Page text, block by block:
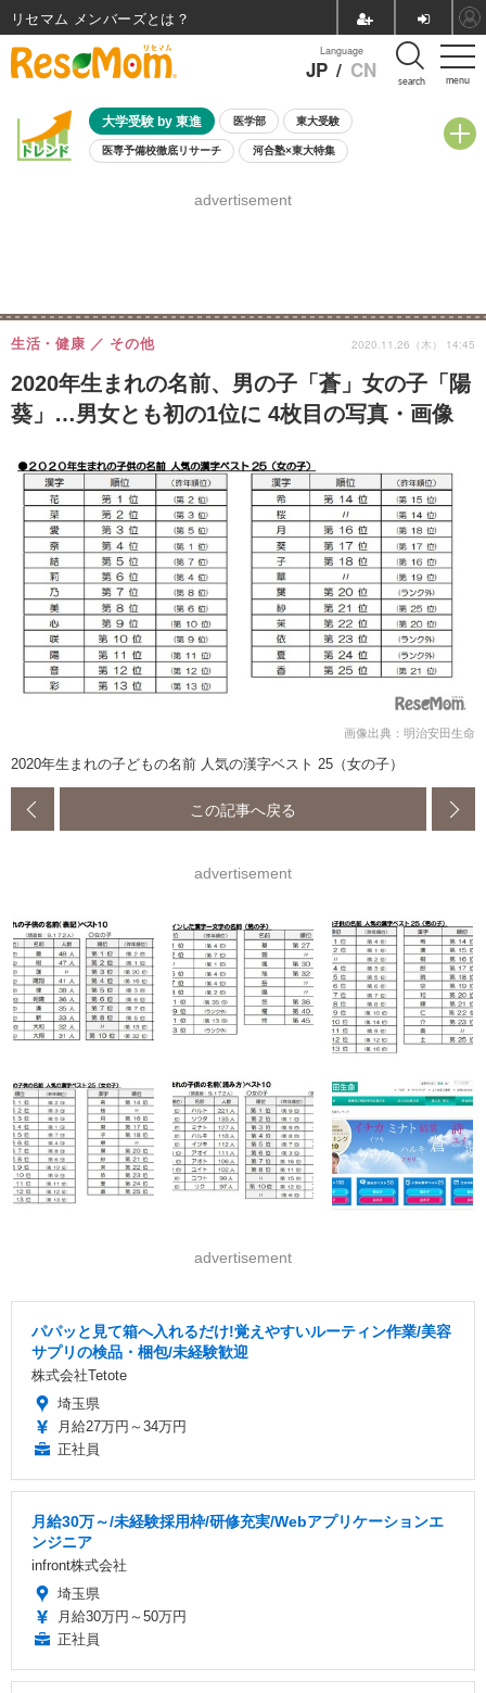
menu
Language
JP / CN search
大学受験 by 東進 医学部 東大受験
医専予備校徹底リサーチ 河合塾×東大特集
8月開催学校説明会・相談会
advertisement
2020年生まれの名前、男の子「蒼」女の子「陽
葵」…男女とも初の1位に 4枚目の写真・画像
生活・健康 その他 2020.11.26（木） 14:45
画像出典：明治安田生命
2020年生まれの子どもの名前 人気の漢字ベスト 25（女の子）
この記事へ戻る
advertisement
advertisement
パパッと見て箱へ入れるだけ!覚えやすいルーティン作業/美容
サプリの検品・梱包/未経験歓迎
株式会社Tetote
埼玉県
月給27万円～34万円
正社員
月給30万～/未経験採用枠/研修充実/Webアプリケーションエ
ンジニア
infront株式会社
埼玉県
月給30万円～50万円
正社員
リセマム メンバーズ